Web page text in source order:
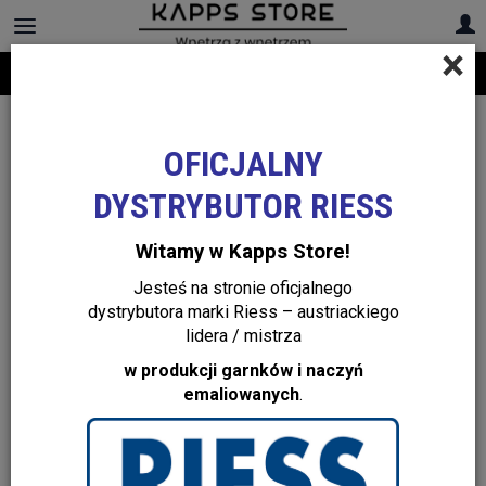
+48 22 299 19 84
×
OFICJALNY
DYSTRYBUTOR RIESS
Witamy w Kapps Store!
Jesteś na stronie oficjalnego
dystrybutora marki Riess – austriackiego
lidera / mistrza
w produkcji garnków i naczyń
emaliowanych.